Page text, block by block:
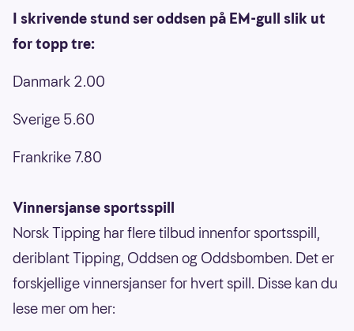
I skrivende stund ser oddsen på EM-gull slik ut
for topp tre:
Danmark 2.00
Sverige 5.60
Frankrike 7.80
Vinnersjanse sportsspill
Norsk Tipping har flere tilbud innenfor sportsspill,
deriblant Tipping, Oddsen og Oddsbomben. Det er
forskjellige vinnersjanser for hvert spill. Disse kan du
lese mer om her: